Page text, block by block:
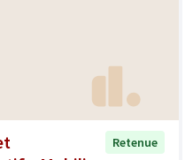
Retenue